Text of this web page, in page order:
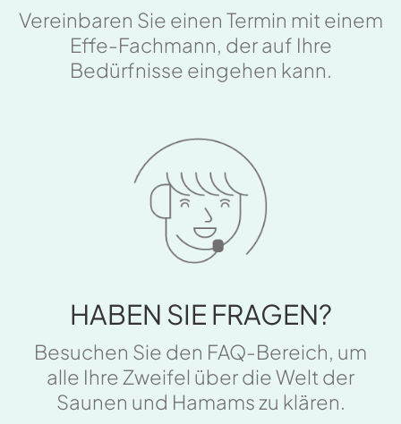
Vereinbaren Sie einen Termin mit einem
Effe-Fachmann, der auf Ihre
Bedürfnisse eingehen kann.
HABEN SIE FRAGEN?
Besuchen Sie den FAQ-Bereich, um
alle Ihre Zweifel über die Welt der
Saunen und Hamams zu klären.